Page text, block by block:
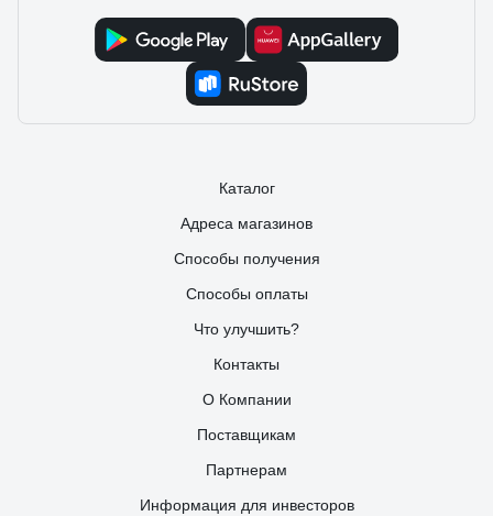
Каталог
Адреса магазинов
Способы получения
Способы оплаты
Что улучшить?
Контакты
О Компании
Поставщикам
Партнерам
Информация для инвесторов